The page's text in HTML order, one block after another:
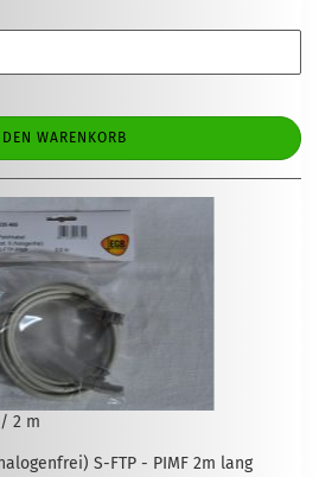
DEN WARENKORB
2 m
S-FTP - PIMF 2m lang